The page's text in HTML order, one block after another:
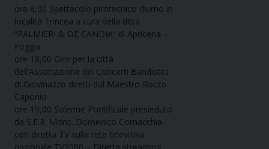
ore 8,00 Spettacolo pirotecnico diurno in
località Trincea a cura della ditta
“PALMIERI & DE CANDIA” di Apricena –
Foggia
ore 18,00 Giro per la città
dell’Associazione dei Concerti Bandistici
di Giovinazzo diretti dal Maestro Rocco
Caponio
ore 19,00 Solenne Pontificale presieduto
da S.E.R. Mons. Domenico Cornacchia
con diretta TV sulla rete televisiva